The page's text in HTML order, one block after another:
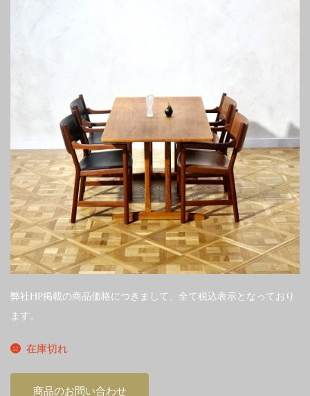
弊社HP掲載の商品価格につきまして、全て税込表示となっており
ます。
在庫切れ
商品のお問い合わせ